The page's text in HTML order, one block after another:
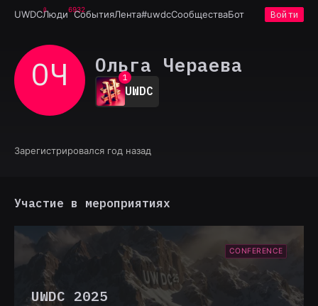
UWDCЛюди6932
СобытияЛента#uwdcСообществаБот Войти
ОЧ Ольга Чераева
0
1
2
3
6
UWDC
Зарегистрировался год назад
Участие в мероприятиях
CONFERENCE
UWDC 2025